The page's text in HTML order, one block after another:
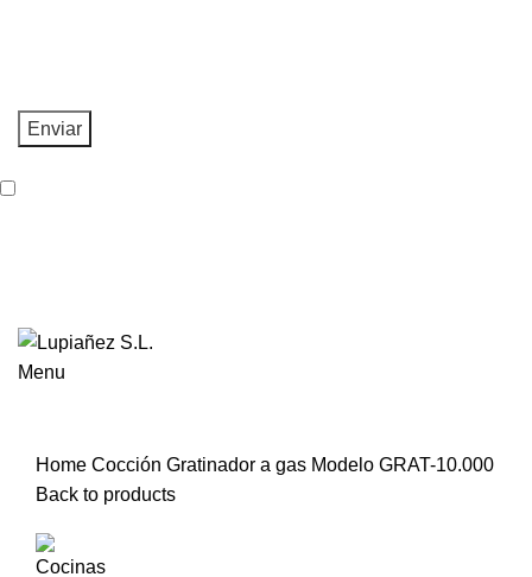
Menu
Home Cocción Gratinador a gas Modelo GRAT-10.000
Back to products